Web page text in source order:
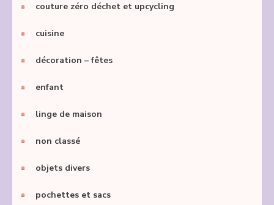
couture zéro déchet et upcycling
cuisine
décoration – fêtes
enfant
linge de maison
non classé
objets divers
pochettes et sacs